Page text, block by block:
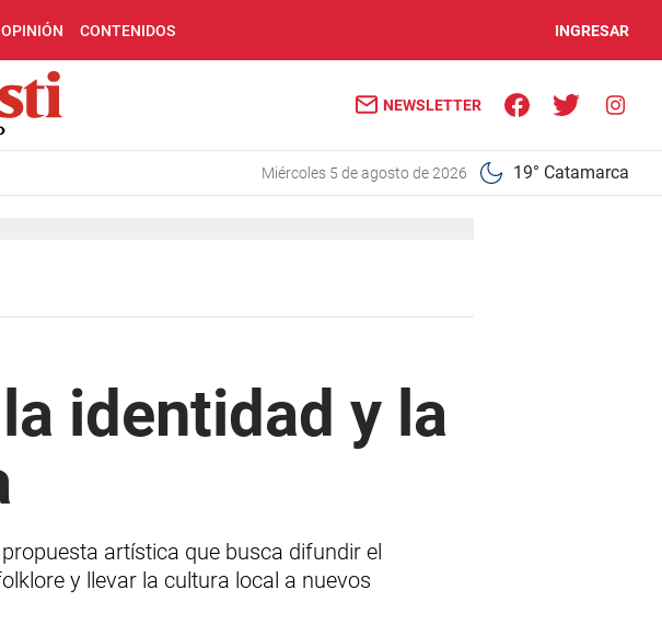
OPINIÓN CONTENIDOS INGRESAR
NEWSLETTER
miércoles 5 de agosto de 2026 19° Catamarca
identidad y la
artística que busca difundir el
y llevar la cultura local a nuevos